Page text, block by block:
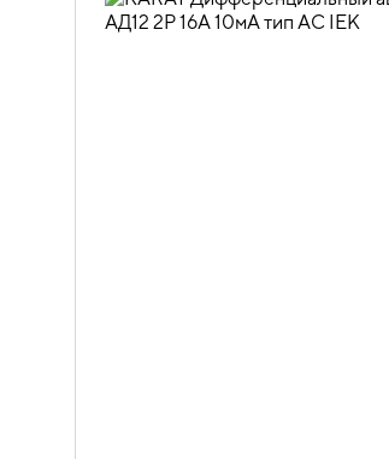
01.04.02.02 Автоматические